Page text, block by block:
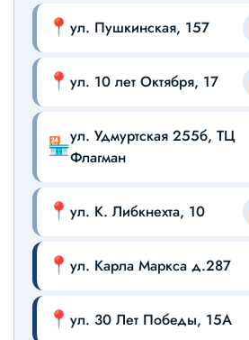
📍 ул. Пушкинская, 157
📍 ул. 10 лет Октября, 17
🏪ул. Удмуртская 255б, ТЦ
Флагман
📍 ул. К. Либкнехта, 10
📍 ул. Карла Маркса д.287
📍 ул. 30 Лет Победы, 15А